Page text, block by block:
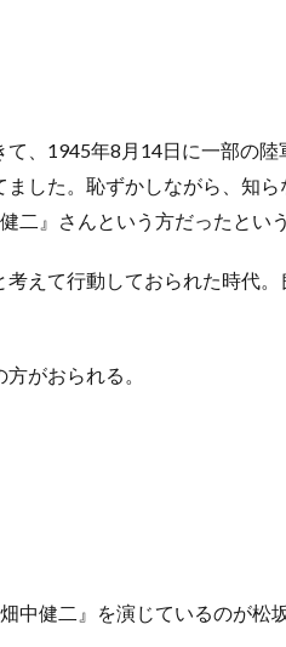
、1945年8月14日に一部の陸
した。恥ずかしながら、知ら
二』さんという方だったとい
えて行動しておられた時代。
がおられる。
中健二』を演じているのが松